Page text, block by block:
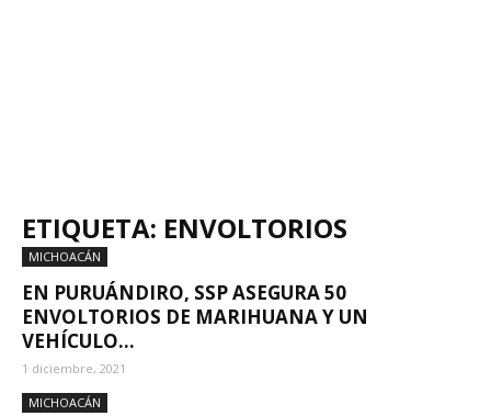
ETIQUETA: ENVOLTORIOS
MICHOACÁN
EN PURUÁNDIRO, SSP ASEGURA 50
ENVOLTORIOS DE MARIHUANA Y UN
VEHÍCULO...
1 diciembre, 2021
MICHOACÁN